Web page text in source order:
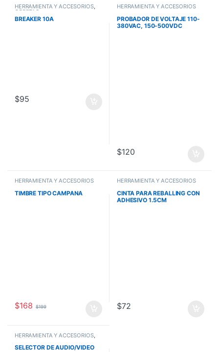
HERRAMIENTA Y ACCESORIOS,
OFERTAS
BREAKER 10A
$95
HERRAMIENTA Y ACCESORIOS
PROBADOR DE VOLTAJE 110-
380VAC, 150-500VDC
$120
HERRAMIENTA Y ACCESORIOS
TIMBRE TIPO CAMPANA
$168 $199
HERRAMIENTA Y ACCESORIOS
CINTA PARA REBALLING CON
ADHESIVO 1.5CM
$72
HERRAMIENTA Y ACCESORIOS,
OFERTAS
SELECTOR DE AUDIO/VIDEO